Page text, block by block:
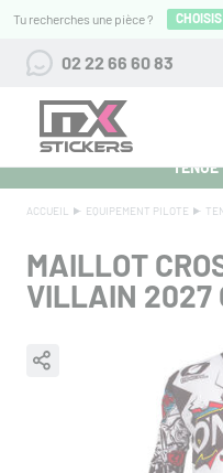
Tu recherches une pièce ?
02 22 66 60 83
ALPINESTARS 27 :
TENUE
ACCUEIL EQUIPEMENT PILOTE
MAILLOT
VILLAIN 2027